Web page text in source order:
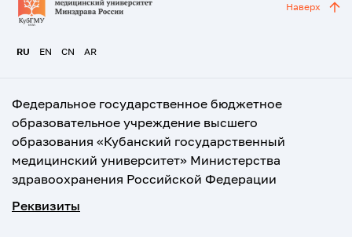
RU EN CN AR
Наверх
Федеральное государственное бюджетное
образовательное учреждение высшего
образования «Кубанский государственный
медицинский университет» Министерства
здравоохранения Российской Федерации
Реквизиты